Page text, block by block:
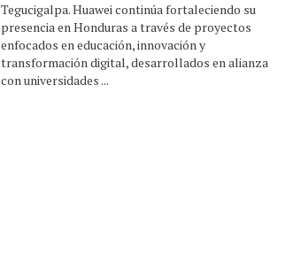
Tegucigalpa. Huawei continúa fortaleciendo su
presencia en Honduras a través de proyectos
enfocados en educación, innovación y
transformación digital, desarrollados en alianza
con universidades ...